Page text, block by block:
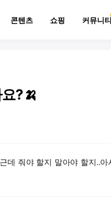
콘텐츠 쇼핑 커뮤니
?🍌
데 줘야 할지 말아야 할지..아